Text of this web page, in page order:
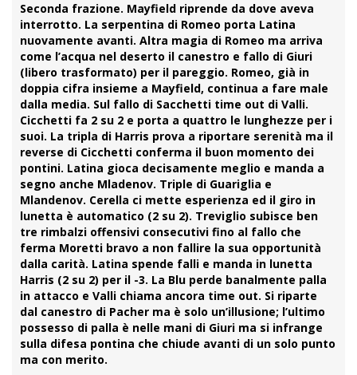
Seconda frazione. Mayfield riprende da dove aveva
interrotto. La serpentina di Romeo porta Latina
nuovamente avanti. Altra magia di Romeo ma arriva
come l’acqua nel deserto il canestro e fallo di Giuri
(libero trasformato) per il pareggio. Romeo, già in
doppia cifra insieme a Mayfield, continua a fare male
dalla media. Sul fallo di Sacchetti time out di Valli.
Cicchetti fa 2 su 2 e porta a quattro le lunghezze per i
suoi. La tripla di Harris prova a riportare serenità ma il
reverse di Cicchetti conferma il buon momento dei
pontini. Latina gioca decisamente meglio e manda a
segno anche Mladenov. Triple di Guariglia e
Mlandenov. Cerella ci mette esperienza ed il giro in
lunetta è automatico (2 su 2). Treviglio subisce ben
tre rimbalzi offensivi consecutivi fino al fallo che
ferma Moretti bravo a non fallire la sua opportunità
dalla carità. Latina spende falli e manda in lunetta
Harris (2 su 2) per il -3. La Blu perde banalmente palla
in attacco e Valli chiama ancora time out. Si riparte
dal canestro di Pacher ma è solo un’illusione; l’ultimo
possesso di palla è nelle mani di Giuri ma si infrange
sulla difesa pontina che chiude avanti di un solo punto
ma con merito.